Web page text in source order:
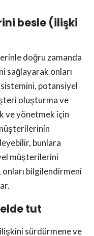
besle (ilişki
doğru zamanda
sağlayarak onları
sistemini, potansiyel
oluşturma ve
ve yönetmek için
bunlara
müşterilerini
onları bilgilendirmeni
tut
sürdürmene ve